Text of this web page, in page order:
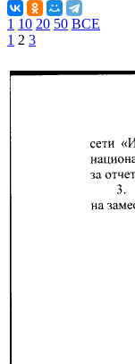
1 10 20 50 ВСЕ
1 2 3